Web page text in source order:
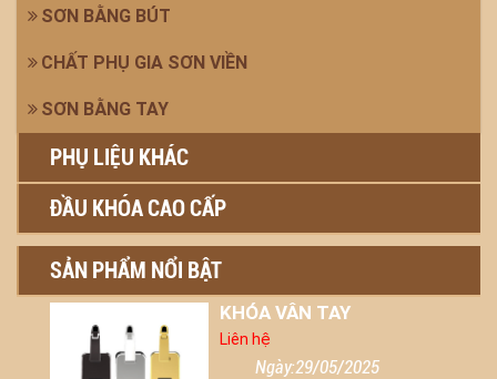
SƠN BẰNG BÚT
CHẤT PHỤ GIA SƠN VIỀN
SƠN BẰNG TAY
PHỤ LIỆU KHÁC
ĐẦU KHÓA CAO CẤP
SẢN PHẨM NỔI BẬT
KHÓA VÂN TAY
Liên hệ
Ngày:29/05/2025